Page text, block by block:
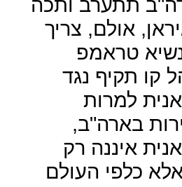
אולם, צריך
טראמפ
קו תקיף נגד
למרות
בארה"ב,
איננה רק
כלפי העולם